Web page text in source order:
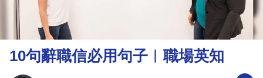
理
財
10句辭職信必用句子︳職場英知